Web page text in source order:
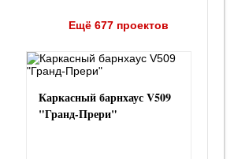
Ещё 677 проектов
Каркасный барнхаус V509
"Гранд-Прери"